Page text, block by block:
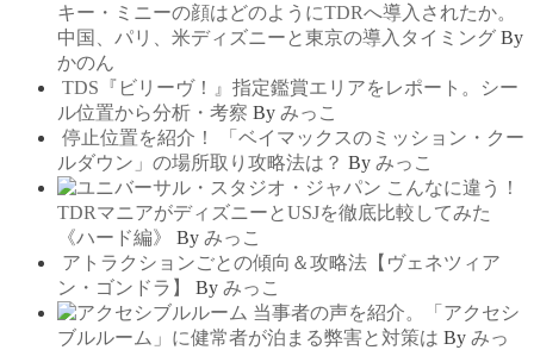
キー・ミニーの顔はどのようにTDRへ導入されたか。
中国、パリ、米ディズニーと東京の導入タイミング By
かのん
TDS『ビリーヴ！』指定鑑賞エリアをレポート。シー
ル位置から分析・考察 By みっこ
停止位置を紹介！ 「ベイマックスのミッション・クー
ルダウン」の場所取り攻略法は？ By みっこ
こんなに違う！
TDRマニアがディズニーとUSJを徹底比較してみた
《ハード編》
By みっこ
アトラクションごとの傾向＆攻略法【ヴェネツィア
ン・ゴンドラ】
By みっこ
当事者の声を紹介。「アクセシ
ブルルーム」に健常者が泊まる弊害と対策は By みっ